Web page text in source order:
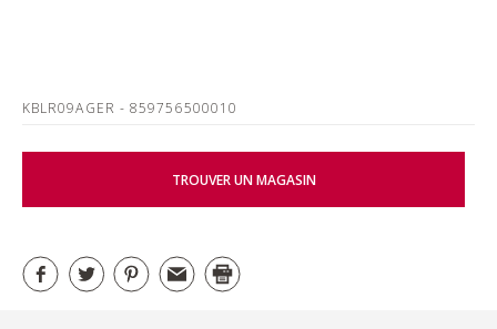
KBLR09AGER - 859756500010
TROUVER UN MAGASIN